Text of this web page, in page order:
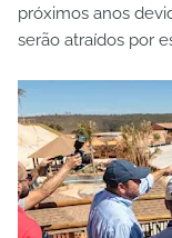
próximos anos
serão atraídos por